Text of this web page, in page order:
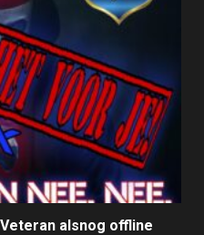
alsnog offline